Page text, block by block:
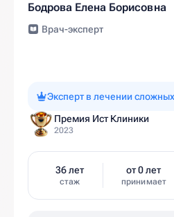
Бодрова Елена Борисовна
Врач-эксперт
Эксперт в лечении
Премия Ист Клиники
2023
36 лет
стаж
от 0 лет
принимает